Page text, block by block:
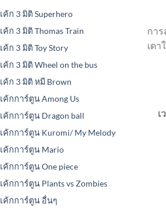
เค้ก 3 มิติ Superhero
เค้ก 3 มิติ Thomas Train
เค้ก 3 มิติ Toy Story
เค้ก 3 มิติ Wheel on the bus
เค้ก 3 มิติ หมี Brown
เค้กการ์ตูน Among Us
เค้กการ์ตูน Dragon ball
เค้กการ์ตูน Kuromi/ My Melody
เค้กการ์ตูน Mario
เค้กการ์ตูน One piece
เค้กการ์ตูน Plants vs Zombies
เค้กการ์ตูน อื่นๆ
กา
เตา
เ